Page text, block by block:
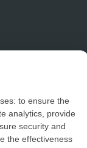
to ensure the
analytics, provide
security and
the effectiveness